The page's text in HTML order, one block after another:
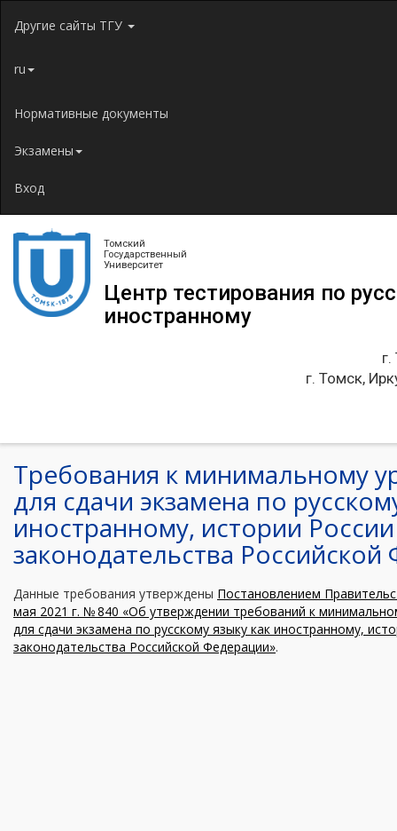
Другие сайты ТГУ
ru
Нормативные документы
Экзамены
Вход
Томский
Государственный
Университет
Центр тестирования по
иностранному
г. Томск,
Требования к минимальному
для сдачи экзамена по
иностранному, истории
законодательства
Данные требования утверждены Постановлением
мая 2021 г. № 840 «Об утверждении требований к
для сдачи экзамена по русскому языку как иностранному,
законодательства Российской Федерации».